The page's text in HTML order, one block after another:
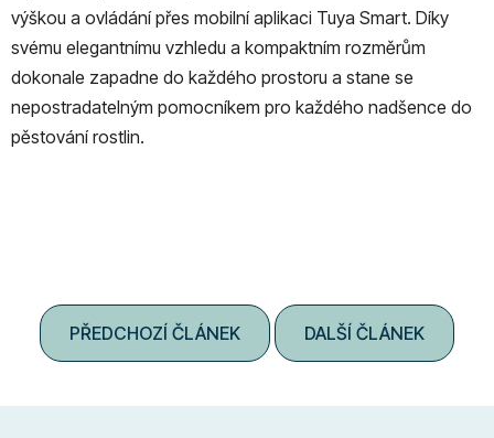
výškou a ovládání přes mobilní aplikaci Tuya Smart. Díky
svému elegantnímu vzhledu a kompaktním rozměrům
dokonale zapadne do každého prostoru a stane se
nepostradatelným pomocníkem pro každého nadšence do
pěstování rostlin.
PŘEDCHOZÍ ČLÁNEK DALŠÍ ČLÁNEK